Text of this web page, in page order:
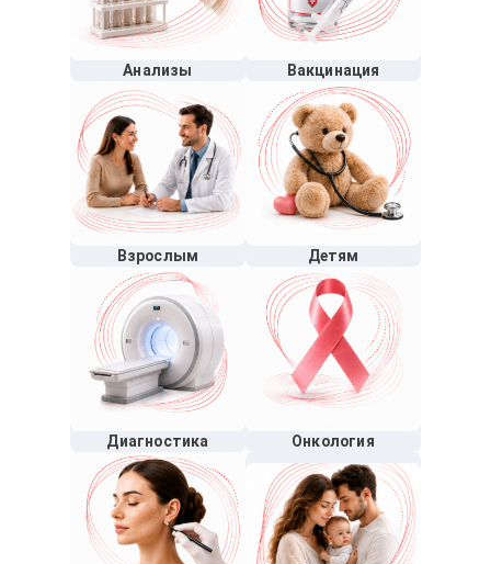
Анализы Вакцинация
Взрослым Детям
Диагностика Онкология